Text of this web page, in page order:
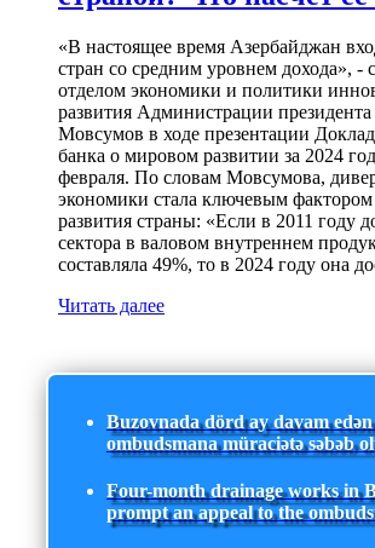
«В настоящее время Азербайджан
стран со средним уровнем дохода», -
отделом экономики и политики
развития Администрации
Мовсумов в ходе презентации
банка о мировом развитии за 2024
февраля. По словам Мовсумова,
экономики стала ключевым фактором
развития страны: «Если в 2011 году
сектора в валовом внутреннем
составляла 49%, то в 2024 году она
Читать далее
Buzovnada dörd ay davam
ombudsmana müraciətə səbəb
Four-month drainage works in
prompt an appeal to the